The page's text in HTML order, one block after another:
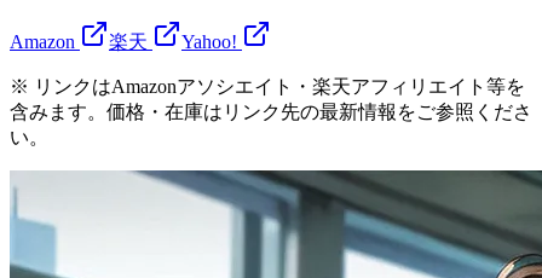
Amazon 楽天 Yahoo!
※ リンクはAmazonアソシエイト・楽天アフィリエイト等を
含みます。価格・在庫はリンク先の最新情報をご参照くださ
い。